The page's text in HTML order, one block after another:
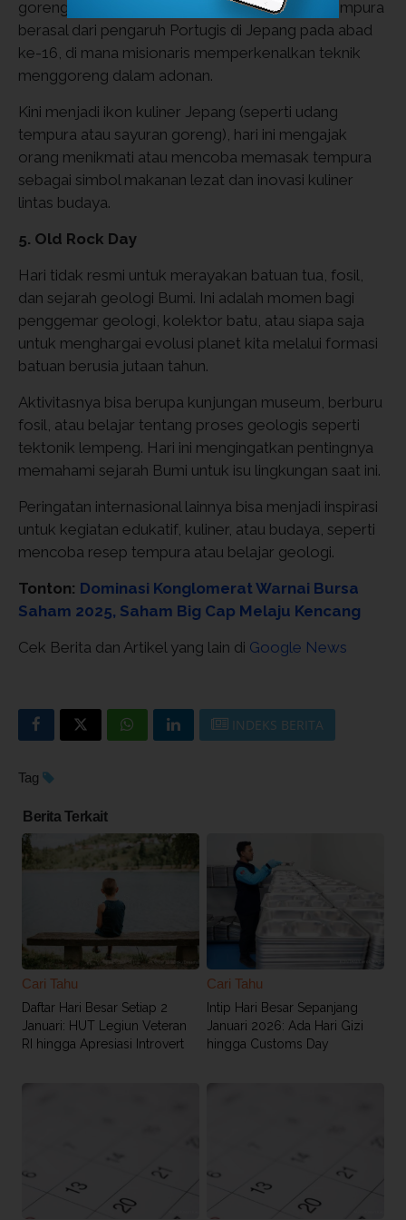
goreng renyah dengan balutan adonan tipis. Tempura
berasal dari pengaruh Portugis di Jepang pada abad
ke-16, di mana misionaris memperkenalkan teknik
menggoreng dalam adonan.
Kini menjadi ikon kuliner Jepang (seperti udang
tempura atau sayuran goreng), hari ini mengajak
orang menikmati atau mencoba memasak tempura
sebagai simbol makanan lezat dan inovasi kuliner
lintas budaya.
5. Old Rock Day
Hari tidak resmi untuk merayakan batuan tua, fosil,
dan sejarah geologi Bumi. Ini adalah momen bagi
penggemar geologi, kolektor batu, atau siapa saja
untuk menghargai evolusi planet kita melalui formasi
batuan berusia jutaan tahun.
Aktivitasnya bisa berupa kunjungan museum, berburu
fosil, atau belajar tentang proses geologis seperti
tektonik lempeng. Hari ini mengingatkan pentingnya
memahami sejarah Bumi untuk isu lingkungan saat ini.
Peringatan internasional lainnya bisa menjadi inspirasi
untuk kegiatan edukatif, kuliner, atau budaya, seperti
mencoba resep tempura atau belajar geologi.
Tonton: Dominasi Konglomerat Warnai Bursa
Saham 2025, Saham Big Cap Melaju Kencang
Cek Berita dan Artikel yang lain di Google News
INDEKS BERITA
Tag
Berita Terkait
Cari Tahu
Daftar Hari Besar Setiap 2
Januari: HUT Legiun Veteran
RI hingga Apresiasi Introvert
Cari Tahu
Intip Hari Besar Sepanjang
Januari 2026: Ada Hari Gizi
hingga Customs Day